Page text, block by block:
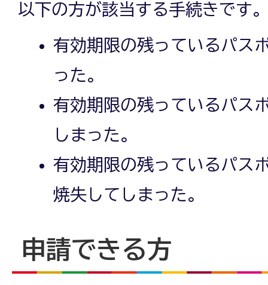
以下の方が該当する手続きです
有効期限の残っているパス
った。
有効期限の残っているパス
しまった。
有効期限の残っているパス
焼失してしまった。
申請できる方